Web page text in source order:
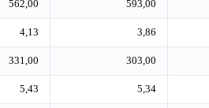
562,00 593,00
4,13 3,86
331,00 303,00
5,43 5,34